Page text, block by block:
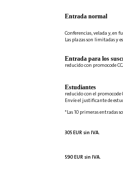
Entrada normal
Conferencias, velada y, en
Las plazas son limitadas y
Entrada para los
reducido con promocode
Estudiantes
reducido con el promocode
Envíe el justificante de
*Las 10 primeras entradas
305 EUR sin IVA.
590 EUR sin IVA.